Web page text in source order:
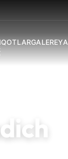
GALEREYA